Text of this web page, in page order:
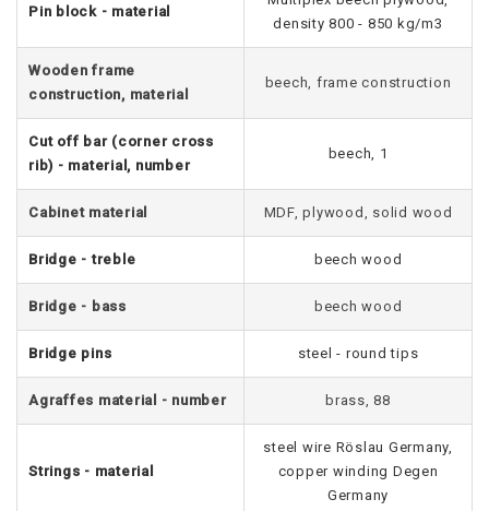
Pin block - material
density 800 - 850 kg/m3
Wooden frame
construction, material
beech, frame construction
Cut off bar (corner cross
rib) - material, number
beech, 1
Cabinet material MDF, plywood, solid wood
Bridge - treble beech wood
Bridge - bass beech wood
Bridge pins steel - round tips
Agraffes material - number brass, 88
Strings - material
steel wire Röslau Germany,
copper winding Degen
Germany